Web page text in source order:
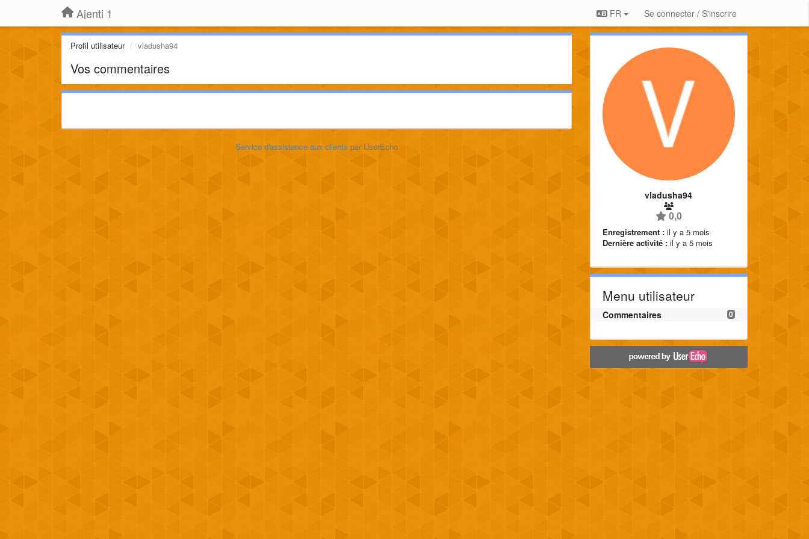
Ajenti 1 FR Se connecter / S'inscrire
Profil utilisateur vladusha94
Vos commentaires
Service d'assistance aux clients par UserEcho
vladusha94
0,0
Enregistrement : il y a 5 mois
Dernière activité : il y a 5 mois
Menu utilisateur
0
Commentaires